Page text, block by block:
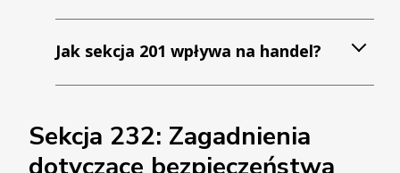
Jak sekcja 201 wpływa na handel?
Sekcja 232: Zagadnienia